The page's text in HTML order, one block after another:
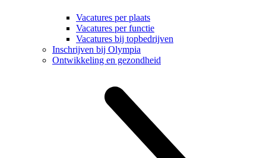
Vacatures per plaats
Vacatures per functie
Vacatures bij topbedrijven
Inschrijven bij Olympia
Ontwikkeling en gezondheid